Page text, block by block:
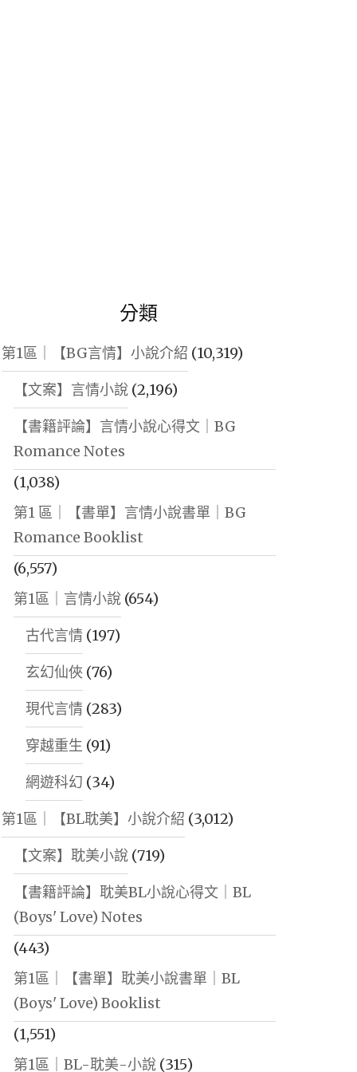
分類
第1區｜【BG言情】小說介紹 (10,319)
【文案】言情小說(2,196)
【書籍評論】言情小說心得文｜BG
Romance Notes
(1,038)
第1 區｜【書單】言情小說書單｜BG
Romance Booklist
(6,557)
第1區｜言情小說(654)
古代言情(197)
玄幻仙俠 (76)
現代言情(283)
穿越重生 (91)
網遊科幻 (34)
第1區｜【BL耽美】小說介紹 (3,012)
【文案】耽美小說(719)
【書籍評論】耽美BL小說心得文｜BL
(Boys' Love) Notes
(443)
第1區｜【書單】耽美小說書單｜BL
(Boys' Love) Booklist
(1,551)
第1區｜BL-耽美-小說(315)